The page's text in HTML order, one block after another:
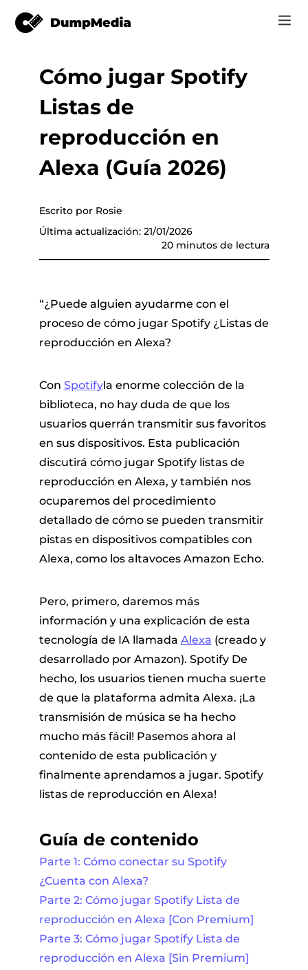
Music
música
YouTube
SoundCloud
Herramientas en línea
Spotify a mp3
Música de YouTube para MP3
Suno a MP3
Tienda
Soporte
Iniciar Sesión
Registrarse
Cómo jugar Spotify
Listas de
reproducción en
Alexa (Guía 2026)
Escrito por Rosie
Última actualización: 21/01/2026
20 minutos de lectura
“¿Puede alguien ayudarme con el
proceso de cómo jugar Spotify ¿Listas de
reproducción en Alexa?
Con Spotifyla enorme colección de la
biblioteca, no hay duda de que los
usuarios querrán transmitir sus favoritos
en sus dispositivos. Esta publicación
discutirá cómo jugar Spotify listas de
reproducción en Alexa, y también nos
ocuparemos del procedimiento
detallado de cómo se pueden transmitir
pistas en dispositivos compatibles con
Alexa, como los altavoces Amazon Echo.
Pero, primero, daremos más
información y una explicación de esta
tecnología de IA llamada Alexa (creado y
desarrollado por Amazon). Spotify De
hecho, los usuarios tienen mucha suerte
de que la plataforma admita Alexa. ¡La
transmisión de música se ha hecho
mucho más fácil! Pasemos ahora al
contenido de esta publicación y
finalmente aprendamos a jugar. Spotify
listas de reproducción en Alexa!
Guía de contenido
Parte 1: Cómo conectar su Spotify
¿Cuenta con Alexa?
Parte 2: Cómo jugar Spotify Lista de
reproducción en Alexa [Con Premium]
Parte 3: Cómo jugar Spotify Lista de
reproducción en Alexa [Sin Premium]